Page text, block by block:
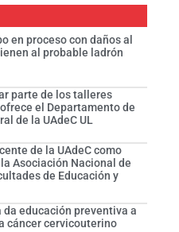
en proceso con daños al
al probable ladrón
parte de los talleres
el Departamento de
de la UAdeC UL
de la UAdeC como
Asociación Nacional de
de Educación y
da educación preventiva a
cáncer cervicouterino